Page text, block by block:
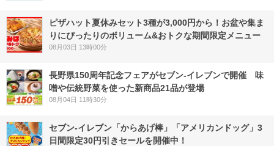
ピザハット夏休みセット3種が3,000円から！お盆や集ま
りにぴったりのボリューム&おトクな期間限定メニュー
08月03日 13時00分
長野県150周年記念フェアがセブン-イレブンで開催 味
噌や伝統野菜を使った新商品21品が登場
08月04日 11時30分
セブン‐イレブン「からあげ棒」「アメリカンドッグ」3
日間限定30円引きセールを開催中！